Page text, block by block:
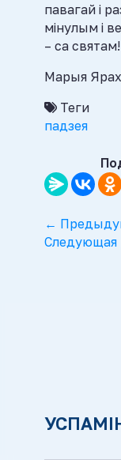
павагай і
мінулым і
– са святам!
Марыя
Теги
падзея
←
Следующая